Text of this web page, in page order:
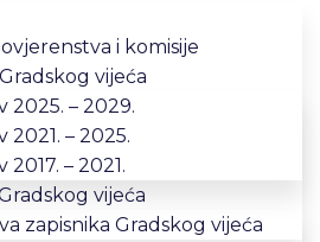
i komisije
vijeća
2025. – 2029.
2021. – 2025.
2017. – 2021.
vijeća
zapisnika Gradskog vijeća